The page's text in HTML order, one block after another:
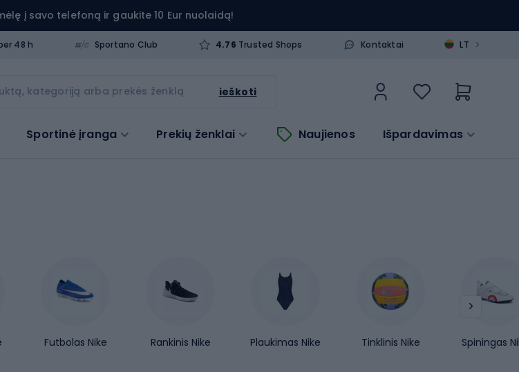
į savo telefoną ir gaukite 10 Eur nuolaidą!
48 h Sportano Club 4.76 Trusted Shops Kontaktai LT >
ieškoti
Sportinė įranga Prekių ženklai Naujienos Išpardavimas
Futbolas Nike Rankinis Nike Plaukimas Nike Tinklinis Nike Spiningas